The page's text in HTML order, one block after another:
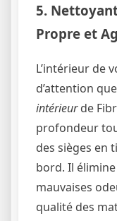
5.
Propre et
L’intérieur de
d’attention
intérieurde
profondeur
des sièges en
bord. Il
mauvaises
qualité des